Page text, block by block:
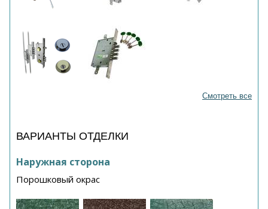
Смотреть все
ВАРИАНТЫ ОТДЕЛКИ
Наружная сторона
Порошковый окрас